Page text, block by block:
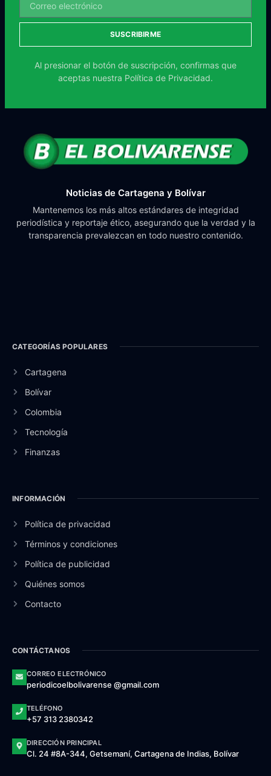
SUSCRIBIRME
Al presionar el botón de suscripción, confirmas que
aceptas nuestra Política de Privacidad.
Noticias de Cartagena y Bolívar
Mantenemos los más altos estándares de integridad
periodística y reportaje ético, asegurando que la verdad y la
transparencia prevalezcan en todo nuestro contenido.
CATEGORÍAS POPULARES
Cartagena
Bolívar
Colombia
Tecnología
Finanzas
INFORMACIÓN
Política de privacidad
Términos y condiciones
Política de publicidad
Quiénes somos
Contacto
CONTÁCTANOS
CORREO ELECTRÓNICO
periodicoelbolivarense @gmail.com
TELÉFONO
+57 313 2380342
DIRECCIÓN PRINCIPAL
Cl. 24 #8A-344, Getsemaní, Cartagena de Indias, Bolívar